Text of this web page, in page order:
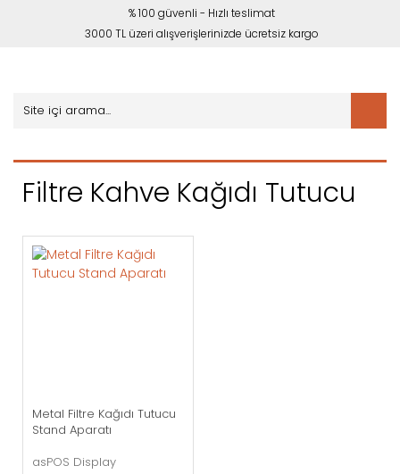
% 100 güvenli - Hızlı teslimat
3000 TL üzeri alışverişlerinizde ücretsiz kargo
Filtre Kahve Kağıdı Tutucu
Metal Filtre Kağıdı Tutucu
Stand Aparatı
asPOS Display